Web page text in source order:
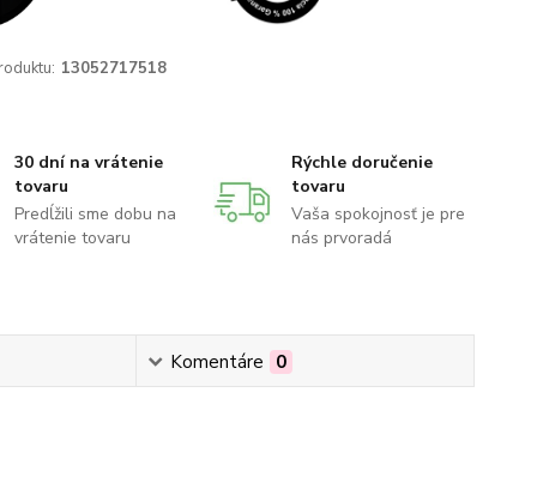
13052717518
30 dní na vrátenie
tovaru
Predĺžili sme dobu na
vrátenie tovaru
Rýchle doručenie
tovaru
Vaša spokojnosť je pre
nás prvoradá
Komentáre 0